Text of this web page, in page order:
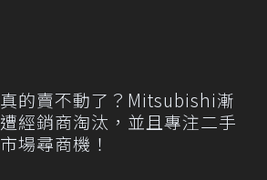
真的賣不動了？Mitsubishi漸
遭經銷商淘汰，並且專注二手
市場尋商機！